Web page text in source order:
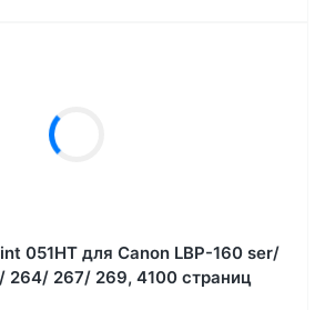
051HT для Canon LBP-160 ser/
264/ 267/ 269, 4100 страниц